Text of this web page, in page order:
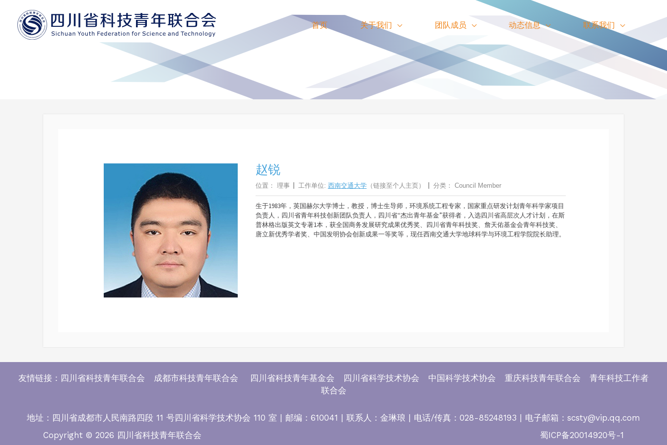
首页 关于我们 团队成员 动态信息 联系我们
赵锐
位置： 理事 工作单位: 西南交通大学（链接至个人主页） 分类： Council Member
生于1983年，英国赫尔大学博士，教授，博士生导师，环境系统工程专家，国家重点研发计划青年科学家项目
负责人，四川省青年科技创新团队负责人，四川省“杰出青年基金”获得者，入选四川省高层次人才计划，在斯
普林格出版英文专著1本，获全国商务发展研究成果优秀奖、四川省青年科技奖、詹天佑基金会青年科技奖、
唐立新优秀学者奖、中国发明协会创新成果一等奖等，现任西南交通大学地球科学与环境工程学院院长助理。
友情链接：四川省科技青年联合会 成都市科技青年联合会 四川省科技青年基金会 四川省科学技术协会 中国科学技术协会 重庆科技青年联合会 青年科技工作者
联合会
地址：四川省成都市人民南路四段 11 号四川省科学技术协会 110 室 | 邮编：610041 | 联系人：金琳琅 | 电话/传真：028-85248193 | 电子邮箱：scsty@vip.qq.com
Copyright © 2026 四川省科技青年联合会
蜀ICP备20014920号-1